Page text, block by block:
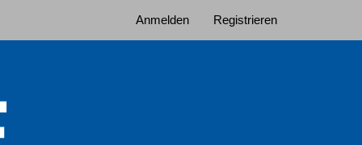
Anmelden Registrieren